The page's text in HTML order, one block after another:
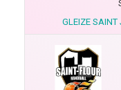
GLEIZE SAINT